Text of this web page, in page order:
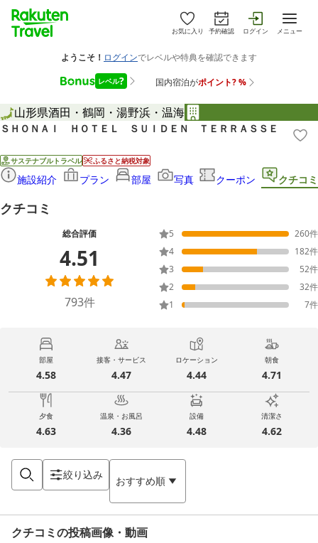
お気に入り 予約確認 ログイン メニュー
山形県酒田・鶴岡・湯野浜・温海
ＳＨＯＮＡＩ ＨＯＴＥＬ ＳＵＩＤＥＮ ＴＥＲＲＡＳＳＥ
サステナブルトラベル ふるさと納税対象
施設紹介 プラン 部屋 写真 クーポン クチコミ
クチコミ
総合評価
4.51
793件
5 260件
4
182件
3
52件
2
32件
1
7件
部屋
4.58
接客・サービス
4.47
ロケーション
4.44
朝食
4.71
夕食
4.63
温泉・お風呂
4.36
設備
4.48
清潔さ
4.62
絞り込み おすすめ順
クチコミの投稿画像・動画